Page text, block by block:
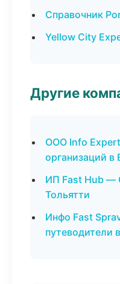
Справочник
Yellow City
Другие
ООО Info
организаций в
ИП Fast Hub —
Тольятти
Инфо Fast
путеводители